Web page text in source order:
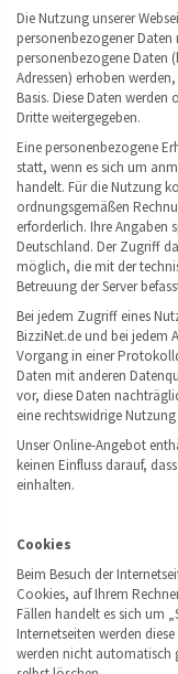
Die Nutzung unserer
personenbezogener Daten
personenbezogene Daten
Adressen) erhoben
Basis. Diese Daten
Dritte weitergegeben.
Eine personenbezogene
statt, wenn es sich um
handelt. Für die Nutzung
ordnungsgemäßen
erforderlich. Ihre Angaben
Deutschland. Der Zugriff
möglich, die mit der
Betreuung der Server
Bei jedem Zugriff eines
BizziNet.de und bei jedem
Vorgang in einer
Daten mit anderen
vor, diese Daten
eine rechtswidrige
Unser Online-Angebot
keinen Einfluss darauf,
einhalten.
Cookies
Beim Besuch der
Cookies, auf Ihrem
Fällen handelt es sich um
Internetseiten werden
werden nicht automatisch